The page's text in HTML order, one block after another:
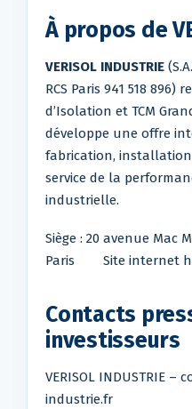
À propos de
VERISOL INDUSTRIE
RCS Paris 941 518
d’Isolation et TCM
développe une offre
fabrication,
service de la
industrielle.
Siège : 20 avenue Mac
Paris Site internet
Contacts
investisseurs
VERISOL INDUSTRIE –
industrie.fr